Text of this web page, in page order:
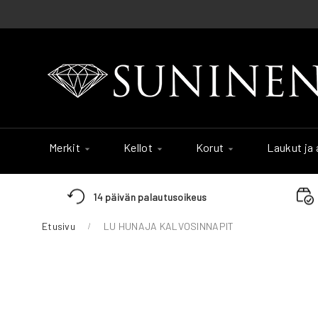
to
Merkit Kellot Korut Laukut ja
14 päivän palautusoikeus
Etusivu LU HUNAJA KALVOSINNAPIT